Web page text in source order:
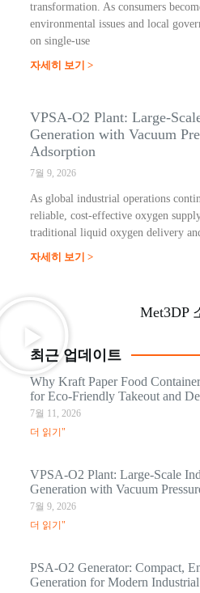
transformation. As consumers
environmental issues and local
on single-use
자세히 보기 >
VPSA-O2 Plant: Large-
Generation with Vacuum
Adsorption
7월 9, 2026
As global industrial operations
reliable, cost-effective oxygen
traditional liquid oxygen delivery
자세히 보기 >
Met3DP
최근 업데이트
Why Kraft Paper Food
for Eco-Friendly Takeout and
7월 11, 2026
더 읽기"
VPSA-O2 Plant: Large-Scale
Generation with Vacuum
7월 9, 2026
더 읽기"
PSA-O2 Generator: Compact,
Generation for Modern